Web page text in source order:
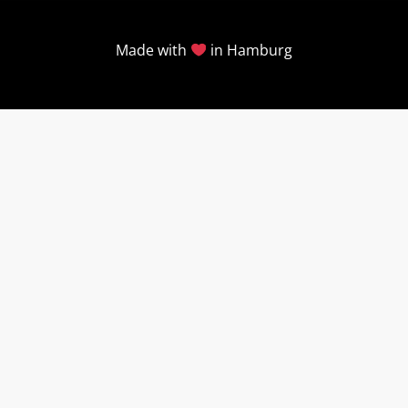
Made with in Hamburg